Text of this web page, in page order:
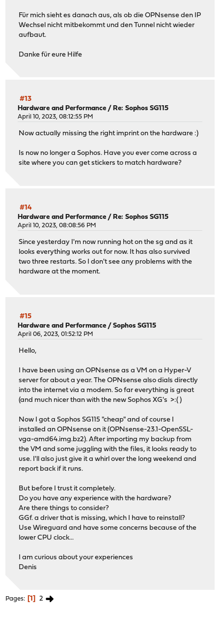
Für mich sieht es danach aus, als ob die OPNsense den IP
Wechsel nicht mitbekommt und den Tunnel nicht wieder
aufbaut.
Danke für eure Hilfe
#13
Hardware and Performance /Re: Sophos SG115
April 10, 2023, 08:12:55 PM
Now actually missing the right imprint on the hardware :)
Is now no longer a Sophos. Have you ever come across a
site where you can get stickers to match hardware?
#14
Hardware and Performance / Re: Sophos SG115
April 10, 2023, 08:08:56 PM
Since yesterday I'm now running hot on the sg and as it
looks everything works out for now. It has also survived
two three restarts. So I don't see any problems with the
hardware at the moment.
#15
Hardware and Performance /Sophos SG115
April 06, 2023, 01:52:12 PM
Hello,
I have been using an OPNsense as a VM on a Hyper-V
server for about a year. The OPNsense also dials directly
into the internet via a modem. So far everything is great
(and much nicer than with the new Sophos XG's >:( )
Now I got a Sophos SG115 "cheap" and of course I
installed an OPNsense on it (OPNsense-23.1-OpenSSL-
vga-amd64.img.bz2). After importing my backup from
the VM and some juggling with the files, it looks ready to
use. I'll also just give it a whirl over the long weekend and
report back if it runs.
But before I trust it completely.
Do you have any experience with the hardware?
Are there things to consider?
GGf. a driver that is missing, which I have to reinstall?
Use Wireguard and have some concerns because of the
lower CPU clock...
I am curious about your experiences
Denis
Pages 1 2